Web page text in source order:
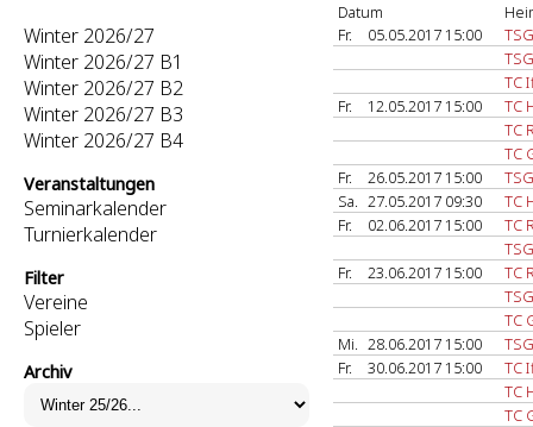
Winter 2026/27
Winter 2026/27 B1
Winter 2026/27 B2
Winter 2026/27 B3
Winter 2026/27 B4
Veranstaltungen
Seminarkalender
Turnierkalender
Filter
Vereine
Spieler
Archiv
Datum
Fr.
05.05.2017 15:00
TC
Fr.
12.05.2017 15:00
TC
TC
TC
Fr.
26.05.2017 15:00
Sa. 27.05.2017 09:30
TC
Fr.
02.06.2017 15:00
TC
Fr.
23.06.2017 15:00
TC
TC
Mi. 28.06.2017 15:00
Fr.
30.06.2017 15:00
TC
TC
TC